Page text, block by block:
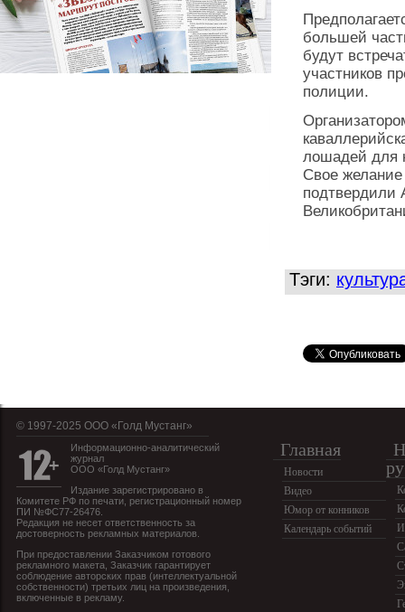
большей
будут
участников
полиции.
лошадей для
Свое желание
Тэги:
© 1997-2025 OOO «Голд Мустанг»
Информационно-аналитический
журнал
ООО «Голд Мустанг»
Издание зарегистрировано в
Комитете РФ по печати, регистрационный номер
ПИ №ФС77-26476.
Редакция не несет ответственность за
достоверность рекламных материалов.
При предоставлении Заказчиком готового
рекламного макета, Заказчик гарантирует
соблюдение авторских прав (интеллектуальной
собственности) третьих лиц на произведения,
включенные в рекламу.
Главная
Новости
Видео
Юмор от конников
Календарь событий